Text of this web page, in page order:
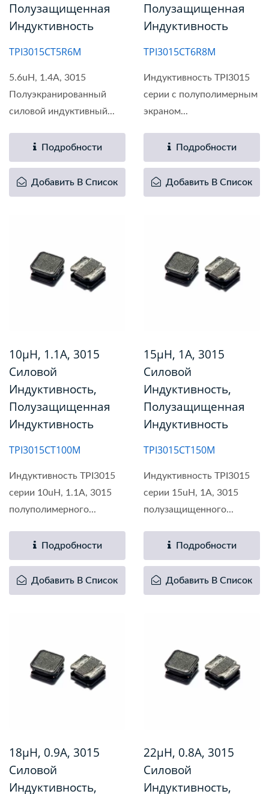
Полузащищенная
Индуктивность
TPI3015CT5R6M
5.6uH, 1.4A, 3015
Полуэкранированный
силовой индуктивный...
Подробности
Добавить В Список
Полузащищенная
Индуктивность
TPI3015CT6R8M
Индуктивность TPI3015
серии с полуполимерным
экраном...
Подробности
Добавить В Список
10µH, 1.1A, 3015
Силовой
Индуктивность,
Полузащищенная
Индуктивность
TPI3015CT100M
Индуктивность TPI3015
серии 10uH, 1.1A, 3015
полуполимерного...
Подробности
Добавить В Список
15µH, 1A, 3015
Силовой
Индуктивность,
Полузащищенная
Индуктивность
TPI3015CT150M
Индуктивность TPI3015
серии 15uH, 1A, 3015
полузащищенного...
Подробности
Добавить В Список
18µH, 0.9A, 3015
Силовой
Индуктивность,
22µH, 0.8A, 3015
Силовой
Индуктивность,